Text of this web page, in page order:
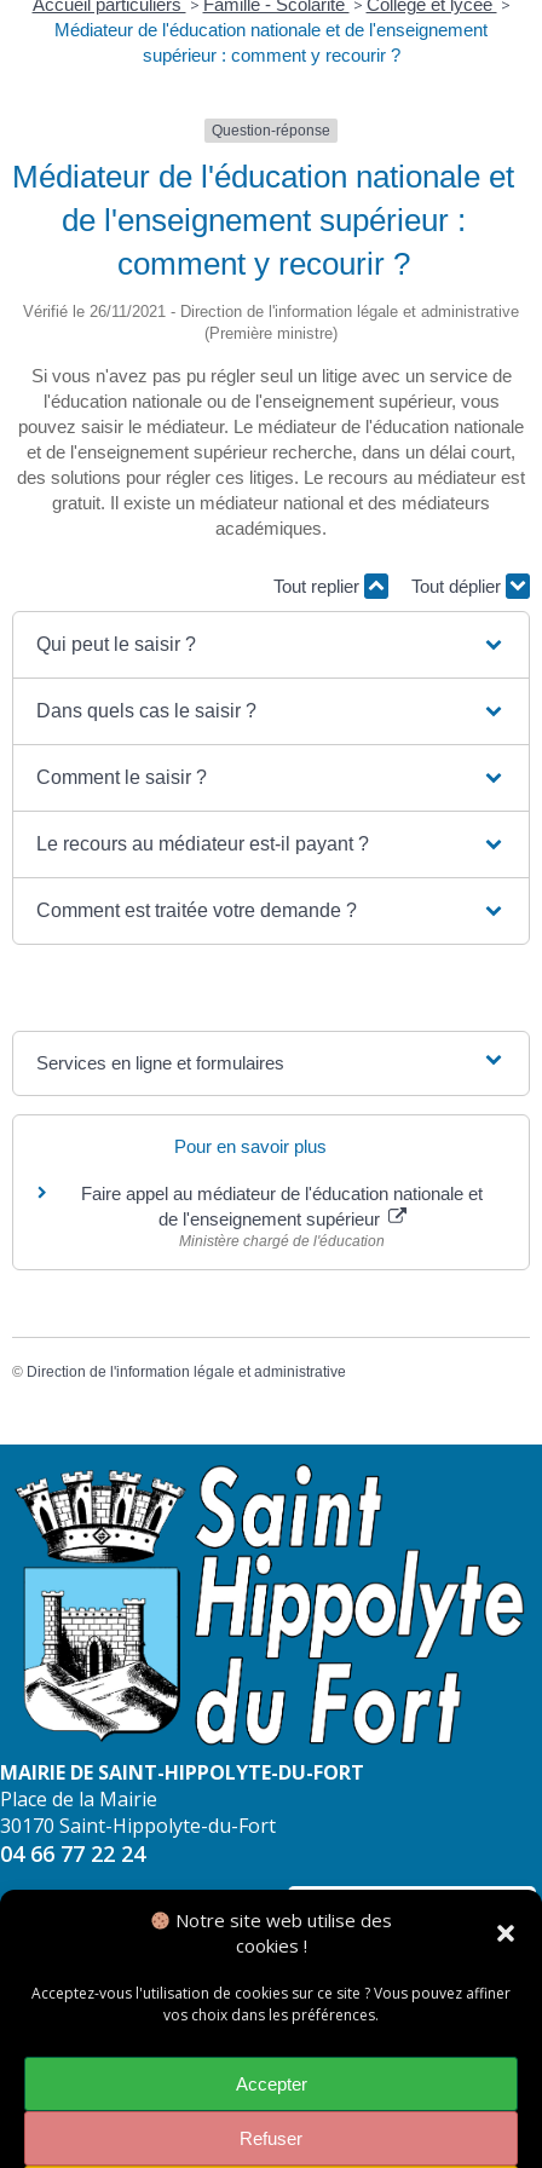
Notre site web utilise des
cookies !
Acceptez-vous l'utilisation de cookies sur ce site ? Vous pouvez affiner
vos choix dans les préférences.
Accepter
Refuser
Accueil particuliers > Famille - Scolarité > Collège et lycée >
Médiateur de l'éducation nationale et de l'enseignement
supérieur : comment y recourir ?
Question-réponse
Médiateur de l'éducation nationale et
de l'enseignement supérieur :
comment y recourir ?
Vérifié le 26/11/2021 - Direction de l'information légale et administrative
(Première ministre)
Si vous n'avez pas pu régler seul un litige avec un service de
l'éducation nationale ou de l'enseignement supérieur, vous
pouvez saisir le médiateur. Le médiateur de l'éducation nationale
et de l'enseignement supérieur recherche, dans un délai court,
des solutions pour régler ces litiges. Le recours au médiateur est
gratuit. Il existe un médiateur national et des médiateurs
académiques.
Tout replier Tout déplier
Qui peut le saisir ?
Dans quels cas le saisir ?
Comment le saisir ?
Le recours au médiateur est-il payant ?
Comment est traitée votre demande ?
Services en ligne et formulaires
Pour en savoir plus
Faire appel au médiateur de l'éducation nationale et
de l'enseignement supérieur
Ministère chargé de l'éducation
© Direction de l'information légale et administrative
MAIRIE DE SAINT-HIPPOLYTE-DU-FORT
Place de la Mairie
30170 Saint-Hippolyte-du-Fort
04 66 77 22 24
NOUS CONTACTER
Mentions légales
Politique des cookies